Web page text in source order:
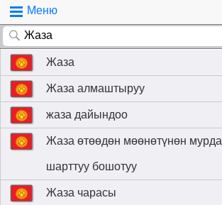
Меню
Жаза
Жаза алмаштыруу
жаза дайындоо
Жаза өтөөдөн мөөнөтүнөн мурда
шарттуу бошотуу
Жаза чарасы